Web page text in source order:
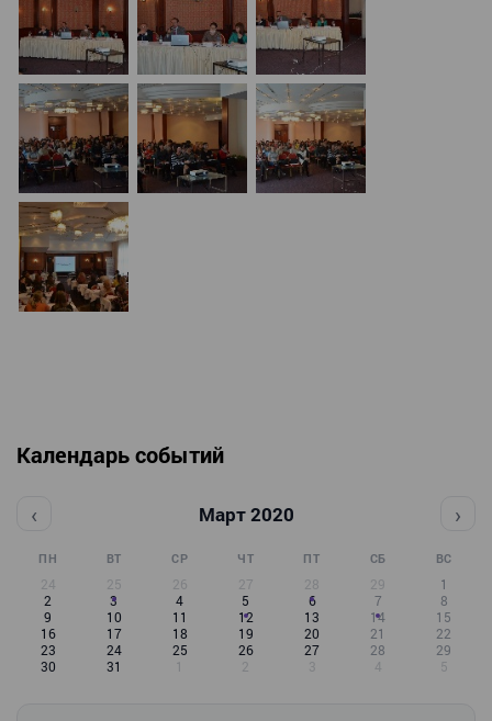
Календарь событий
‹ Март 2020 ›
ПН ВТ СР ЧТ ПТ СБ ВС
24 25 26 27 28 29
1
2
3 4 5 6 7
8
9
10 11 12 13 14
15
16
17 18 19 20 21
22
23
24 25 26 27 28
29
30
31 1 2 3 4 5